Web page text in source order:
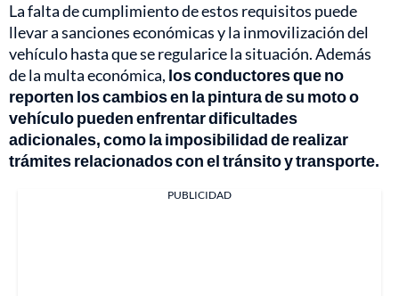
La falta de cumplimiento de estos requisitos puede
llevar a sanciones económicas y la inmovilización del
vehículo hasta que se regularice la situación. Además
de la multa económica, los conductores que no
reporten los cambios en la pintura de su moto o
vehículo pueden enfrentar dificultades
adicionales, como la imposibilidad de realizar
trámites relacionados con el tránsito y transporte.
PUBLICIDAD